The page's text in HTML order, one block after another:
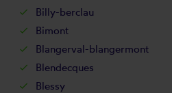
Billy-berclau
Bimont
Blangerval-blangermont
Blendecques
Blessy